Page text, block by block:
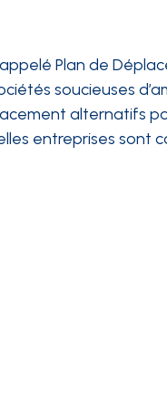
Plan de
soucieuses
alternatifs
entreprises sont